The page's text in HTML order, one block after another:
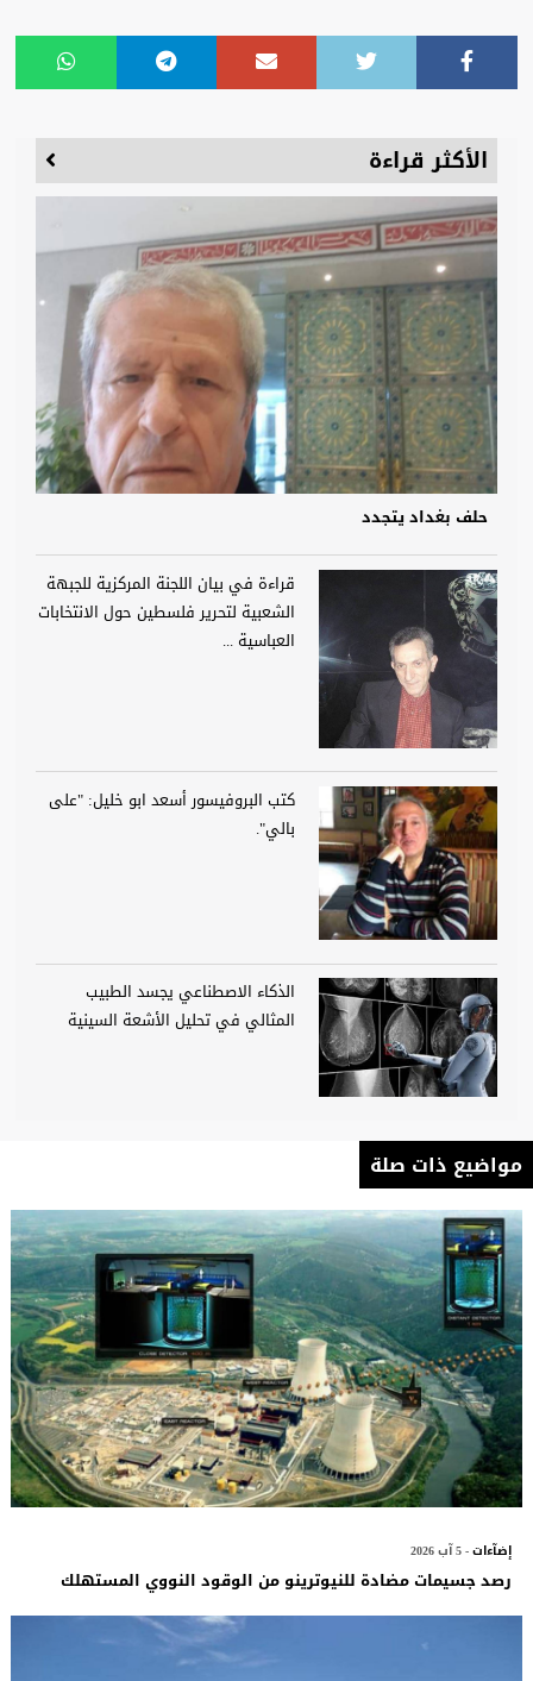
الأكثر قراءة
حلف بغداد يتجدد
قراءة في بيان اللجنة المركزية للجبهة
الشعبية لتحرير فلسطين حول الانتخابات
العباسية ...
كتب البروفيسور أسعد ابو خليل: "على
بالي".
الذكاء الاصطناعي يجسد الطبيب
المثالي في تحليل الأشعة السينية
مواضيع ذات صلة
إضآءات- 5 آب 2026
رصد جسيمات مضادة للنيوترينو من الوقود النووي المستهلك